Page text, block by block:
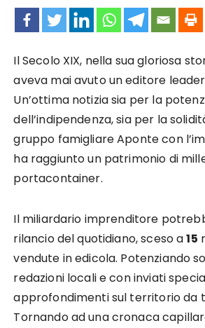
Il Secolo XIX, nella sua gloriosa
aveva mai avuto un editore
Un’ottima notizia sia per la
dell’indipendenza, sia per la
gruppo famigliare Aponte con
ha raggiunto un patrimonio di
portacontainer.
Il miliardario imprenditore
rilancio del quotidiano, sceso a15
vendute in edicola. Potenziando
redazioni locali e con inviati
approfondimenti sul territorio da
Tornando ad una cronaca